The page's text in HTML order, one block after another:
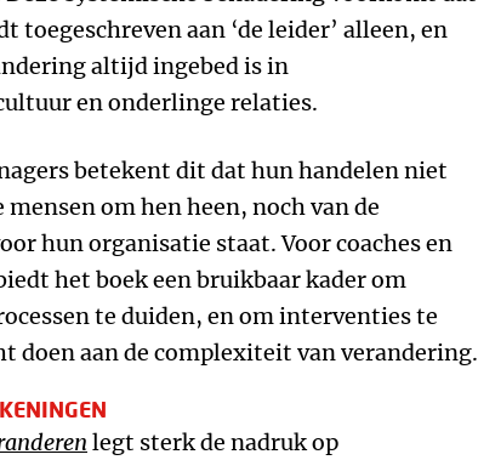
toegeschreven aan ‘de leider’ alleen, en
altijd ingebed is in
en onderlinge relaties.
betekent dit dat hun handelen niet
mensen om hen heen, noch van de
hun organisatie staat. Voor coaches en
het boek een bruikbaar kader om
te duiden, en om interventies te
doen aan de complexiteit van verandering.
legt sterk de nadruk op